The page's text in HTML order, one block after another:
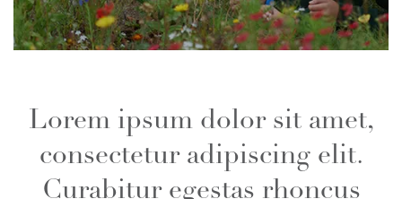
Praesent ac ligula vel metus
porta ullamcorper sit amet
vitae felis. Donec dignissim